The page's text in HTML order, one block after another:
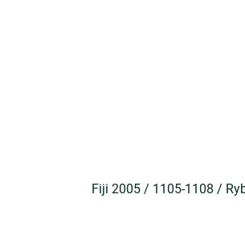
Fiji 2005 / 1105-1108 /